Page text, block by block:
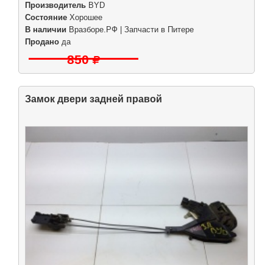
Производитель BYD
Состояние Хорошее
В наличии Вразборе.РФ | Запчасти в Питере
Продано да
850
Замок двери задней правой